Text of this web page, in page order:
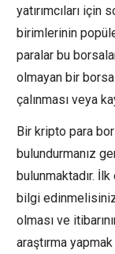
yatırımcıları
birimlerinin
paralar bu
olmayan bir borsa
çalınması veya
Bir kripto para
bulundurmanız
bulunmaktadır.
bilgi
olması ve
araştırma